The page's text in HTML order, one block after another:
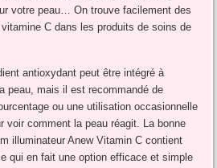
votre peau… On trouve facilement des
C dans les produits de soins de
antioxydant peut être intégré à
peau, mais il est recommandé de
ou une utilisation occasionnelle
voir comment la peau réagit. La bonne
illuminateur Anew Vitamin C contient
qui en fait une option efficace et simple